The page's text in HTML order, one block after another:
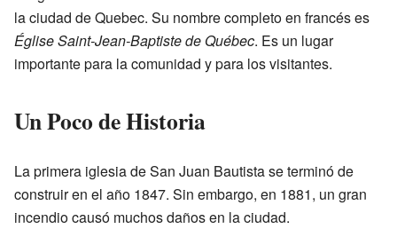
la ciudad de Quebec. Su nombre completo en francés es
Église Saint-Jean-Baptiste de Québec. Es un lugar
importante para la comunidad y para los visitantes.
Un Poco de Historia
La primera iglesia de San Juan Bautista se terminó de
construir en el año 1847. Sin embargo, en 1881, un gran
incendio causó muchos daños en la ciudad.